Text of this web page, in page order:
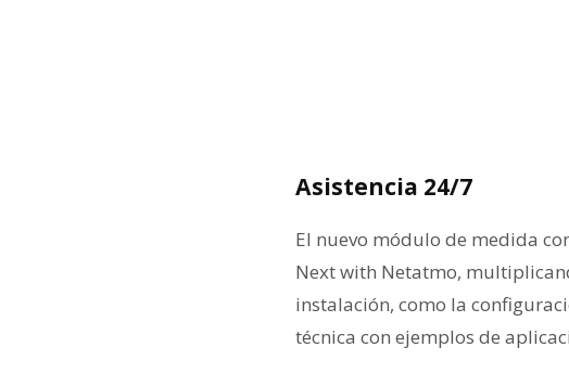
Asistencia 24/7
El nuevo módulo de medida
Next with Netatmo,
instalación, como la
técnica con ejemplos de